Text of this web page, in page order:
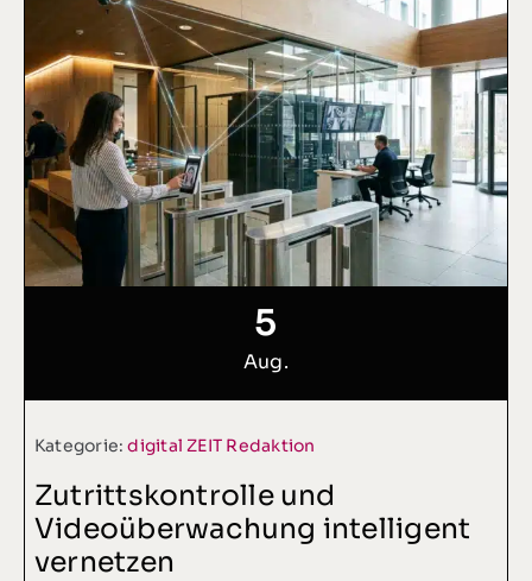
5
Aug.
Kategorie:digital ZEIT Redaktion
Zutrittskontrolle und
Videoüberwachung intelligent
vernetzen